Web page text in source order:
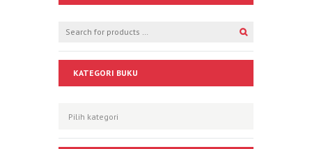
KATEGORI BUKU